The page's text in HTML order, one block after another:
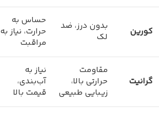
کورین
بدون درز، ضد
لک
حساس به
حرارت، نیاز به
مراقبت
گرانیت
مقاومت
حرارتی بالا،
زیبایی طبیعی
نیاز به
آب‌بندی،
قیمت بالا